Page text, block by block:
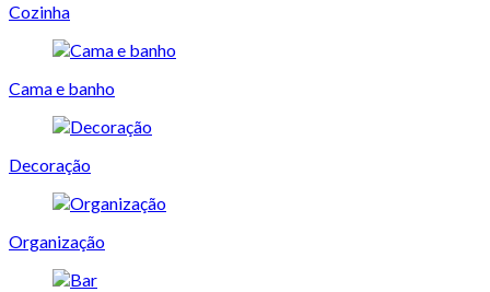
Cozinha
Cama e banho
Decoração
Organização